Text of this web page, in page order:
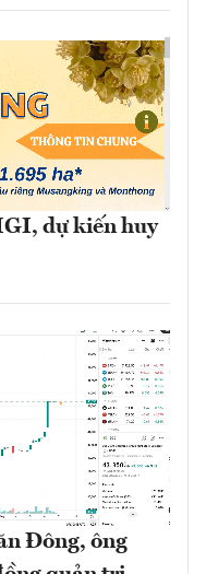
dự kiến huy
Đông, ông